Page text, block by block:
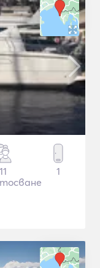
11
1